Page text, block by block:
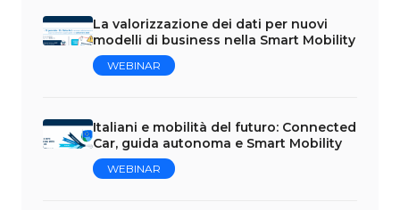
La valorizzazione dei dati per nuovi
modelli di business nella Smart Mobility
WEBINAR
Italiani e mobilità del futuro: Connected
Car, guida autonoma e Smart Mobility
WEBINAR